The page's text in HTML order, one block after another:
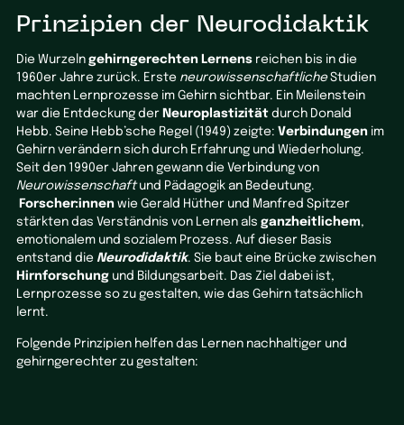
Prinzipien der Neurodidaktik
Die Wurzelngehirngerechten Lernens reichen bis in die
1960er Jahre zurück. Erste neurowissenschaftlicheStudien
machten Lernprozesse im Gehirn sichtbar. Ein Meilenstein
war die Entdeckung der Neuroplastizitätdurch Donald
Hebb. Seine Hebb’sche Regel (1949) zeigte:Verbindungen im
Gehirn verändern sich durch Erfahrung und Wiederholung.
Seit den 1990er Jahren gewann die Verbindung von
Neurowissenschaftund Pädagogik an Bedeutung.
Forscher:innen wie Gerald Hüther und Manfred Spitzer
stärkten das Verständnis von Lernen alsganzheitlichem,
emotionalem und sozialem Prozess. Auf dieser Basis
entstand die Neurodidaktik. Sie baut eine Brücke zwischen
Hirnforschung und Bildungsarbeit. Das Ziel dabei ist,
Lernprozesse so zu gestalten, wie das Gehirn tatsächlich
lernt.
Folgende Prinzipien helfen das Lernen nachhaltiger und
gehirngerechter zu gestalten: